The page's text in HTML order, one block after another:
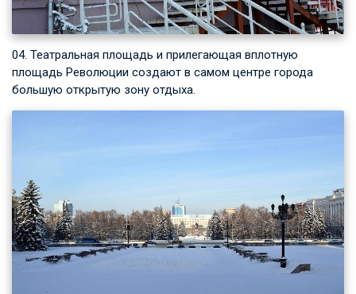
04. Театральная площадь и прилегающая вплотную
площадь Революции создают в самом центре города
большую открытую зону отдыха.